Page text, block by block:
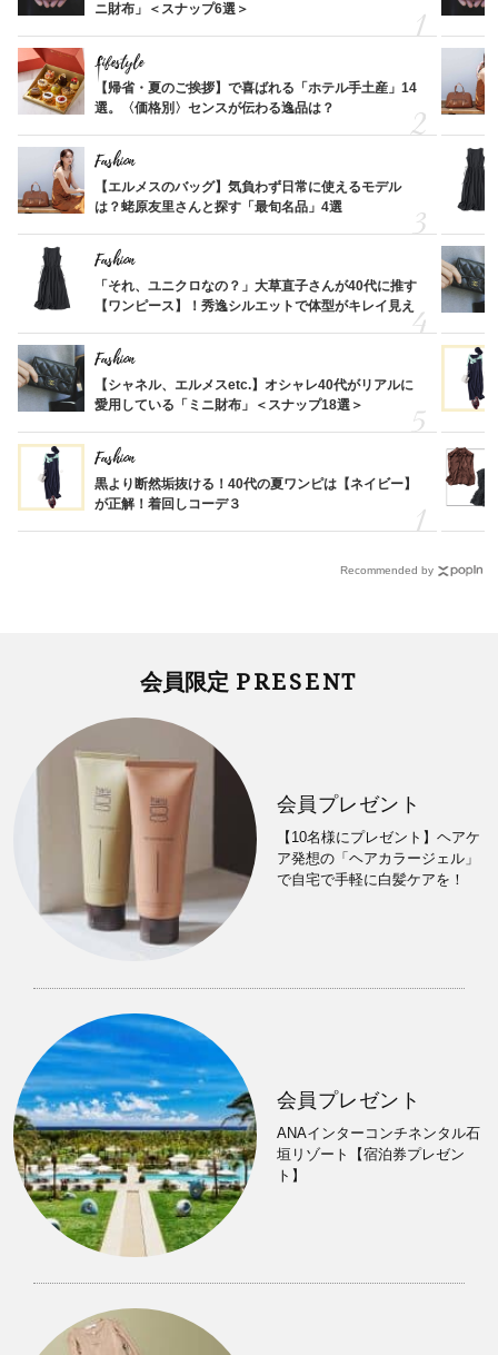
ニ財布」＜スナップ6選＞
Lifestyle
【帰省・夏のご挨拶】で喜ばれる「ホテル手土産」14
選。〈価格別〉センスが伝わる逸品は？
Fashion
【エルメスのバッグ】気負わず日常に使えるモデル
は？蛯原友里さんと探す「最旬名品」4選
Fashion
「それ、ユニクロなの？」大草直子さんが40代に推す
【ワンピース】！秀逸シルエットで体型がキレイ見え
Fashion
【シャネル、エルメスetc.】オシャレ40代がリアルに
愛用している「ミニ財布」＜スナップ18選＞
Fashion
黒より断然垢抜ける！40代の夏ワンピは【ネイビー】
が正解！着回しコーデ３
Recommended by
会員限定 PRESENT
会員プレゼント
【10名様にプレゼント】ヘアケ
ア発想の「ヘアカラージェル」
で自宅で手軽に白髪ケアを！
会員プレゼント
ANAインターコンチネンタル石
垣リゾート【宿泊券プレゼン
ト】